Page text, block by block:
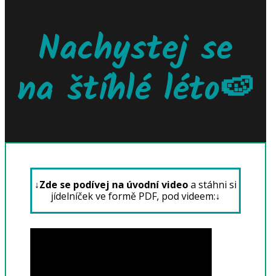
Nachystej se
na štíhlé léto🍉
↓Zde se podívej na úvodní videoa stáhni si
jídelníček ve formě PDF, pod videem:↓